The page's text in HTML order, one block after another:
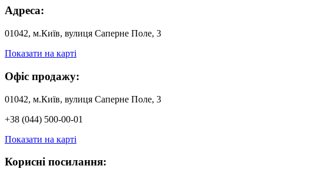
Адреса:
01042, м.Київ, вулиця Саперне Поле, 3
Показати на карті
Офіс продажу:
01042, м.Київ, вулиця Саперне Поле, 3
+38 (044) 500-00-01
Показати на карті
Корисні посилання: